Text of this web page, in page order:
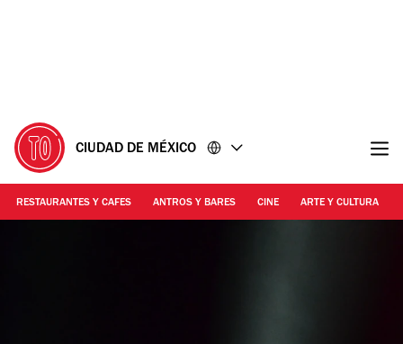
CIUDAD DE MÉXICO
RESTAURANTES Y CAFES ANTROS Y BARES CINE ARTE Y CULTURA